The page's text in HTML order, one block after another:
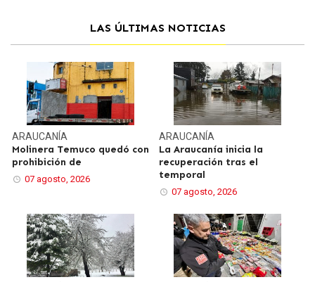
LAS ÚLTIMAS NOTICIAS
ARAUCANÍA
Molinera Temuco quedó con
prohibición de
07 agosto, 2026
ARAUCANÍA
La Araucanía inicia la
recuperación tras el
temporal
07 agosto, 2026